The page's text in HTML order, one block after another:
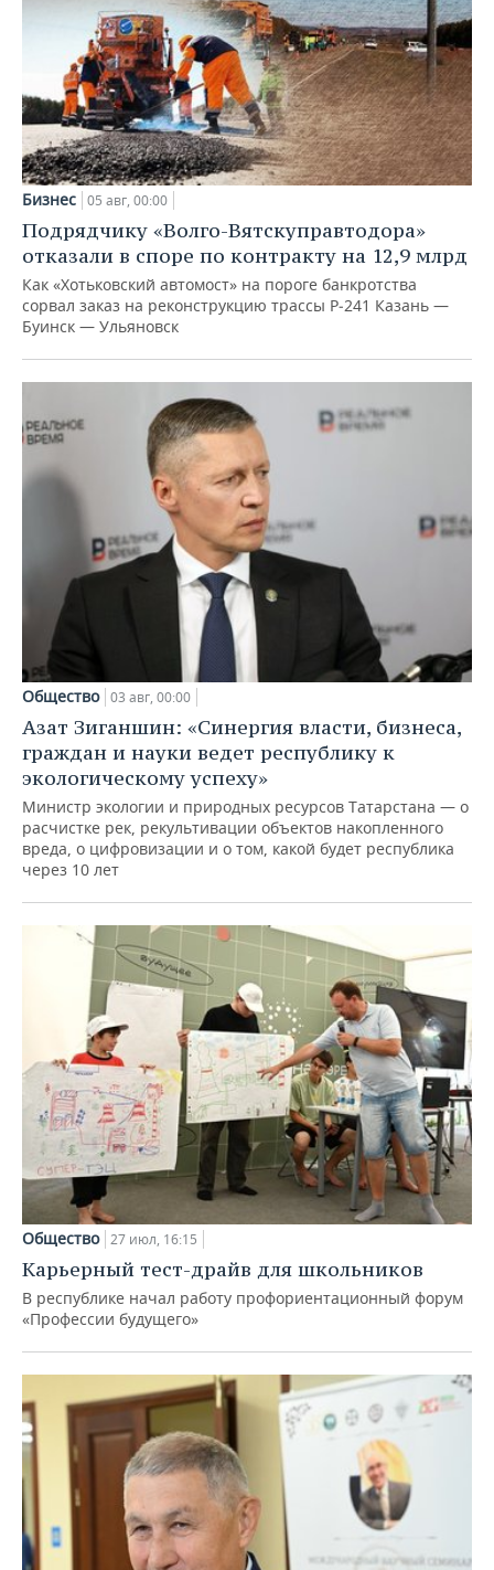
Бизнес 05 авг, 00:00
Подрядчику «Волго-Вятскуправтодора»
отказали в споре по контракту на 12,9 млрд
Как «Хотьковский автомост» на пороге банкротства
сорвал заказ на реконструкцию трассы Р‑241 Казань —
Буинск — Ульяновск
Общество 03 авг, 00:00
Азат Зиганшин: «Синергия власти, бизнеса,
граждан и науки ведет республику к
экологическому успеху»
Министр экологии и природных ресурсов Татарстана — о
расчистке рек, рекультивации объектов накопленного
вреда, о цифровизации и о том, какой будет республика
через 10 лет
Общество 27 июл, 16:15
Карьерный тест-драйв для школьников
В республике начал работу профориентационный форум
«Профессии будущего»